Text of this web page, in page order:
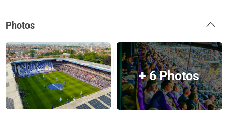
Photos
+ 6 Photos